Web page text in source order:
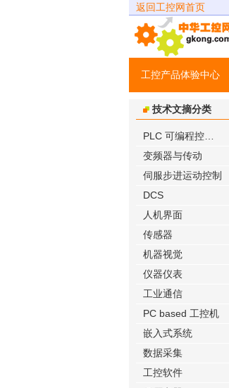
返回工控网首页
工控产品体验中心
技术文摘分类
变频器与传动
伺服步进运动控制
DCS
人机界面
传感器
机器视觉
仪器仪表
工业通信
PC based 工控机
嵌入式系统
数据采集
工控软件